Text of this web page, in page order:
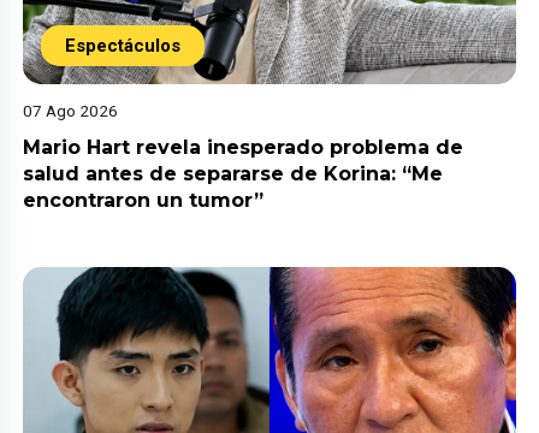
Espectáculos
07 Ago 2026
Mario Hart revela inesperado problema de
salud antes de separarse de Korina: “Me
encontraron un tumor”